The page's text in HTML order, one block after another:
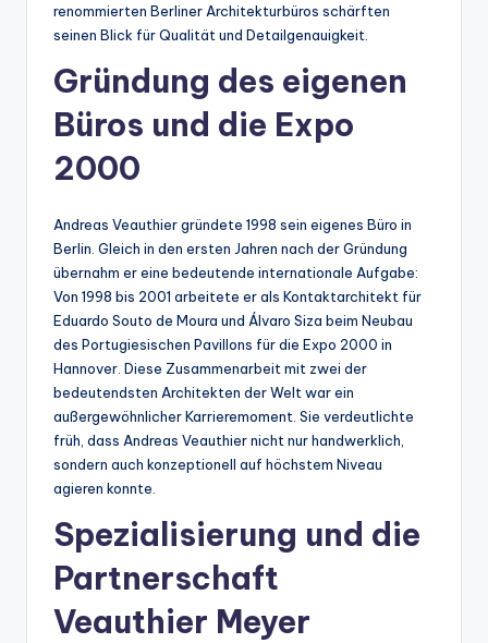
renommierten Berliner Architekturbüros schärften
seinen Blick für Qualität und Detailgenauigkeit.
Gründung des eigenen
Büros und die Expo
2000
Andreas Veauthier gründete 1998 sein eigenes Büro in
Berlin. Gleich in den ersten Jahren nach der Gründung
übernahm er eine bedeutende internationale Aufgabe:
Von 1998 bis 2001 arbeitete er als Kontaktarchitekt für
Eduardo Souto de Moura und Álvaro Siza beim Neubau
des Portugiesischen Pavillons für die Expo 2000 in
Hannover. Diese Zusammenarbeit mit zwei der
bedeutendsten Architekten der Welt war ein
außergewöhnlicher Karrieremoment. Sie verdeutlichte
früh, dass Andreas Veauthier nicht nur handwerklich,
sondern auch konzeptionell auf höchstem Niveau
agieren konnte.
Spezialisierung und die
Partnerschaft
Veauthier Meyer